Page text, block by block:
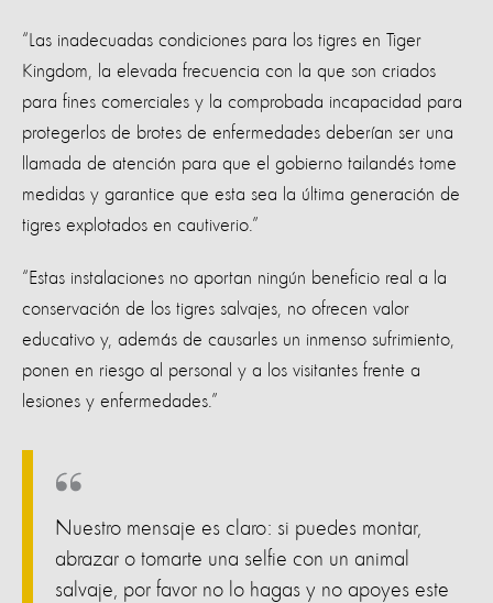
“Las inadecuadas condiciones para los tigres en Tiger
Kingdom, la elevada frecuencia con la que son criados
para fines comerciales y la comprobada incapacidad para
protegerlos de brotes de enfermedades deberían ser una
llamada de atención para que el gobierno tailandés tome
medidas y garantice que esta sea la última generación de
tigres explotados en cautiverio.”
“Estas instalaciones no aportan ningún beneficio real a la
conservación de los tigres salvajes, no ofrecen valor
educativo y, además de causarles un inmenso sufrimiento,
ponen en riesgo al personal y a los visitantes frente a
lesiones y enfermedades.”
Nuestro mensaje es claro: si puedes montar,
abrazar o tomarte una selfie con un animal
salvaje, por favor no lo hagas y no apoyes este